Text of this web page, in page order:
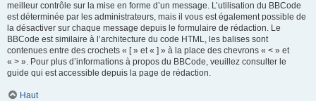
meilleur contrôle sur la mise en forme d’un message. L’utilisation du BBCode
est déterminée par les administrateurs, mais il vous est également possible de
la désactiver sur chaque message depuis le formulaire de rédaction. Le
BBCode est similaire à l’architecture du code HTML, les balises sont
contenues entre des crochets « [ » et « ] » à la place des chevrons « < » et
« > ». Pour plus d’informations à propos du BBCode, veuillez consulter le
guide qui est accessible depuis la page de rédaction.
Haut